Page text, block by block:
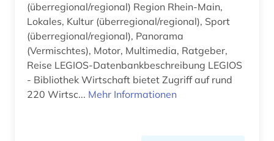
behindertenarbeit (1)
behörde (23)
behörden (2)
bekanntmachungen (1)
(überregional/regional) Region Rhein-Main,
Lokales, Kultur (überregional/regional), Sport
(überregional/regional), Panorama
(Vermischtes), Motor, Multimedia, Ratgeber,
Reise LEGIOS-Datenbankbeschreibung LEGIOS
- Bibliothek Wirtschaft bietet Zugriff auf rund
220 Wirtsc... Mehr Informationen